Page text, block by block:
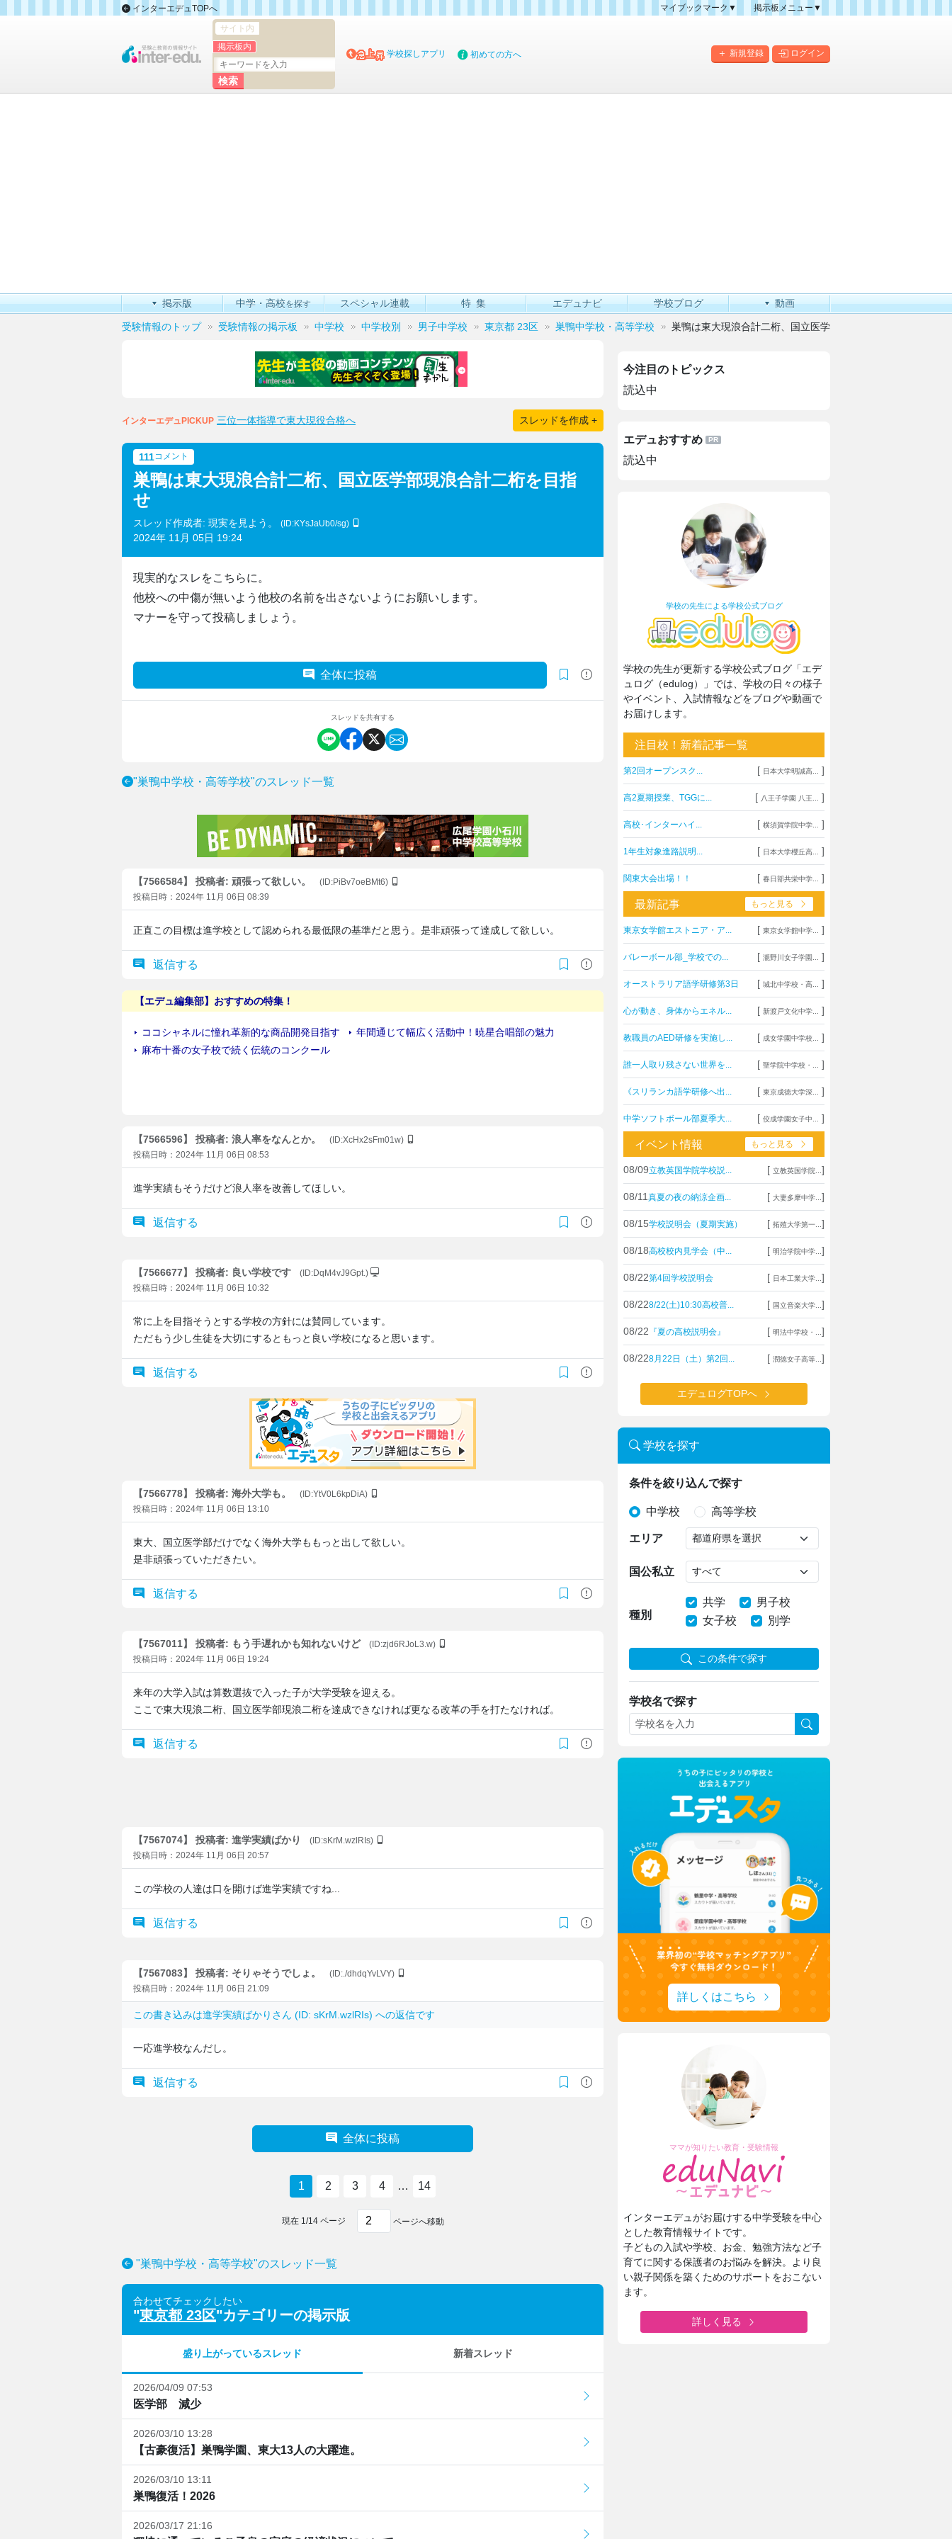
インターエデュTOPへ
マイブックマーク▼
掲示板メニュー▼
掲示板マップ
新規登録 ログイン
サイト内
掲示板内
学校探しアプリ 初めての方へ
掲示版 中学・高校を探す スペシャル連載 特集 エデュナビ 学校ブログ 動画
受験情報のトップ 受験情報の掲示板 中学校 中学校別 男子中学校 東京都 23区 巣鴨中学校・高等学校 巣鴨は東大現浪合計二桁、国立医学部現浪合計二桁を目指せ
インターエデュPICKUP 三位一体指導で東大現役合格へ スレッドを作成 +
111コメント
巣鴨は東大現浪合計二桁、国立医学部現浪合計二桁を目指
せ
スレッド作成者: 現実を見よう。 (ID:KYsJaUb0/sg)
2024年 11月 05日 19:24
現実的なスレをこちらに。
他校への中傷が無いよう他校の名前を出さないようにお願いします。
マナーを守って投稿しましょう。
全体に投稿
スレッドを共有する
"巣鴨中学校・高等学校"のスレッド一覧
【7566584】 投稿者: 頑張って欲しい。
(ID:PiBv7oeBMt6)
投稿日時：2024年 11月 06日 08:39
正直この目標は進学校として認められる最低限の基準だと思う。是非頑張って達成して欲しい。
返信する
【7566596】 投稿者: 浪人率をなんとか。
(ID:XcHx2sFm01w)
投稿日時：2024年 11月 06日 08:53
進学実績もそうだけど浪人率を改善してほしい。
返信する
【7566677】 投稿者: 良い学校です
(ID:DqM4vJ9Gpt.)
投稿日時：2024年 11月 06日 10:32
常に上を目指そうとする学校の方針には賛同しています。
ただもう少し生徒を大切にするともっと良い学校になると思います。
返信する
【7566778】 投稿者: 海外大学も。
(ID:YtV0L6kpDiA)
投稿日時：2024年 11月 06日 13:10
東大、国立医学部だけでなく海外大学ももっと出して欲しい。
是非頑張っていただきたい。
返信する
【7567011】 投稿者: もう手遅れかも知れないけど
(ID:zjd6RJoL3.w)
投稿日時：2024年 11月 06日 19:24
来年の大学入試は算数選抜で入った子が大学受験を迎える。
ここで東大現浪二桁、国立医学部現浪二桁を達成できなければ更なる改革の手を打たなければ。
返信する
【7567074】 投稿者: 進学実績ばかり
(ID:sKrM.wzlRIs)
投稿日時：2024年 11月 06日 20:57
この学校の人達は口を開けば進学実績ですね...
返信する
【7567083】 投稿者: そりゃそうでしょ。
(ID:./dhdqYvLVY)
投稿日時：2024年 11月 06日 21:09
この書き込みは進学実績ばかり さん (ID: sKrM.wzlRIs) への返信です
一応進学校なんだし。
返信する
全体に投稿
1 2 3 4 … 14
現在 1/14 ページ ページへ移動
"巣鴨中学校・高等学校"のスレッド一覧
合わせてチェックしたい
"東京都 23区"カテゴリーの掲示版
盛り上がっているスレッド 新着スレッド
2026/04/09 07:53
医学部 減少
2026/03/10 13:28
【古豪復活】巣鴨学園、東大13人の大躍進。
2026/03/10 13:11
巣鴨復活！2026
2026/03/17 21:16
今注目のトピックス
読込中
エデュおすすめ
読込中
学校の先生による学校公式ブログ
学校の先生が更新する学校公式ブログ「エデ
ュログ（edulog）」では、学校の日々の様子
やイベント、入試情報などをブログや動画で
お届けします。
注目校！新着記事一覧
第2回オープンスク... [ 日本大学明誠高... ]
高2夏期授業、TGGに... [ 八王子学園 八王... ]
高校･インターハイ... [ 横須賀学院中学... ]
1年生対象進路説明... [ 日本大学櫻丘高... ]
関東大会出場！！ [ 春日部共栄中学... ]
最新記事 もっと見る
東京女学館エストニア・ア... [ 東京女学館中学... ]
バレーボール部_学校での... [ 瀧野川女子学園... ]
オーストラリア語学研修第3日 [ 城北中学校・高... ]
心が動き、身体からエネル... [ 新渡戸文化中学... ]
教職員のAED研修を実施し... [ 成女学園中学校... ]
誰一人取り残さない世界を... [ 聖学院中学校・... ]
《スリランカ語学研修へ出... [ 東京成徳大学深... ]
中学ソフトボール部夏季大... [ 佼成学園女子中... ]
イベント情報 もっと見る
08/09立教英国学院学校説... [ 立教英国学院... ]
08/11 真夏の夜の納涼企画... [ 大妻多摩中学... ]
08/15学校説明会（夏期実施） [ 拓殖大学第一... ]
08/18高校校内見学会（中... [ 明治学院中学... ]
08/22第4回学校説明会 [ 日本工業大学... ]
08/228/22(土)10:30高校普... [ 国立音楽大学... ]
08/22 『夏の高校説明会』 [ 明法中学校・... ]
08/228月22日（土）第2回... [ 潤徳女子高等... ]
エデュログTOPへ
学校を探す
条件を絞り込んで探す
中学校 高等学校
エリア
国公私立
種別
共学
男子校
女子校
別学
この条件で探す
学校名で探す
詳しくはこちら
ママが知りたい教育・受験情報
インターエデュがお届けする中学受験を中心
とした教育情報サイトです。
子どもの入試や学校、お金、勉強方法など子
育てに関する保護者のお悩みを解決。より良
い親子関係を築くためのサポートをおこない
ます。
詳しく見る